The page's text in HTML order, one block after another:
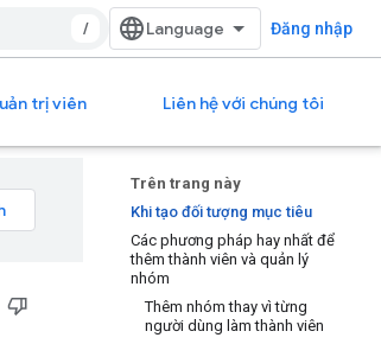
/ Đăng nhập
trị viên Liên hệ với chúng tôi
Trên trang này
Khi tạo đối tượng mục tiêu
Các phương pháp hay nhất để
thêm thành viên và quản lý
nhóm
Thêm nhóm thay vì từng
người dùng làm thành viên